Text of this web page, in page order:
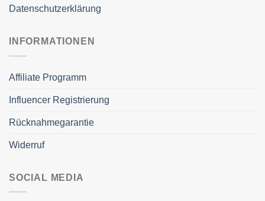
Datenschutzerklärung
INFORMATIONEN
Affiliate Programm
Influencer Registrierung
Rücknahmegarantie
Widerruf
SOCIAL MEDIA